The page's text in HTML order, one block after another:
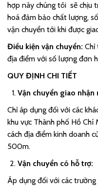
hợp này chúng tôi sẽ chịu
hoá đảm bảo chất lượng,
vận chuyển tới khi được
Điều kiện vận chuyển: Chỉ
địa điểm với số lượng đơn
QUY ĐỊNH CHI TIẾT
Vận chuyển giao nhận
Chỉ áp dụng đối với các
khu vực Thành phố Hồ Chí
cách địa điểm kinh doanh
500m.
Vận chuyển có hỗ trợ:
Áp dụng đối với các trường